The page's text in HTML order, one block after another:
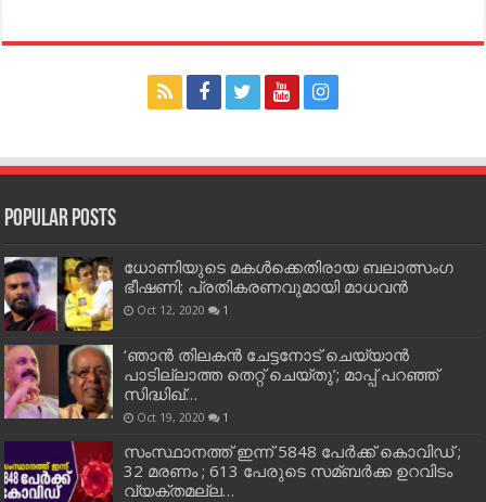
Popular Posts
ധോണിയുടെ മകള്‍ക്കെതിരായ ബലാത്സംഗ
ഭീഷണി; പ്രതികരണവുമായി മാധവന്‍
Oct 12, 2020 1
‘ഞാന്‍ തിലകന്‍ ചേട്ടനോട് ചെയ്യാന്‍
പാടില്ലാത്ത തെറ്റ് ചെയ്തു’; മാപ്പ് പറഞ്ഞ്
സിദ്ധിഖ്…
Oct 19, 2020 1
സംസ്ഥാനത്ത് ഇന്ന് 5848 പേര്‍ക്ക് കൊവി‌ഡ് ;
32 മരണം ; 613 പേരുടെ സമ്ബര്‍ക്ക ഉറവിടം
വ്യക്തമല്ല…